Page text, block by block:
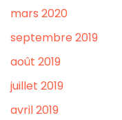
mars 2020
septembre 2019
août 2019
juillet 2019
avril 2019